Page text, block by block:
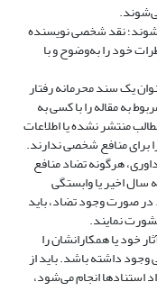
شوند؛ نقد شخصی نویسنده
خود را به‌وضوح و با
یک سند محرمانه رفتار
به مقاله را با کسی به
منتشر نشده یا اطلاعات
برای منافع شخصی ندارند.
هرگونه تضاد منافع
سال اخیر یا وابستگی
در صورت وجود تضاد، باید
نمایند.
خود یا همکارانشان را
وجود داشته باشد. باید از
استنادها انجام می‌شود،